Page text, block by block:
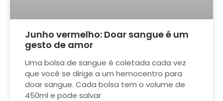
Junho vermelho: Doar sangue é um
gesto de amor
Uma bolsa de sangue é coletada cada vez
que você se dirige a um hemocentro para
doar sangue. Cada bolsa tem o volume de
450ml e pode salvar